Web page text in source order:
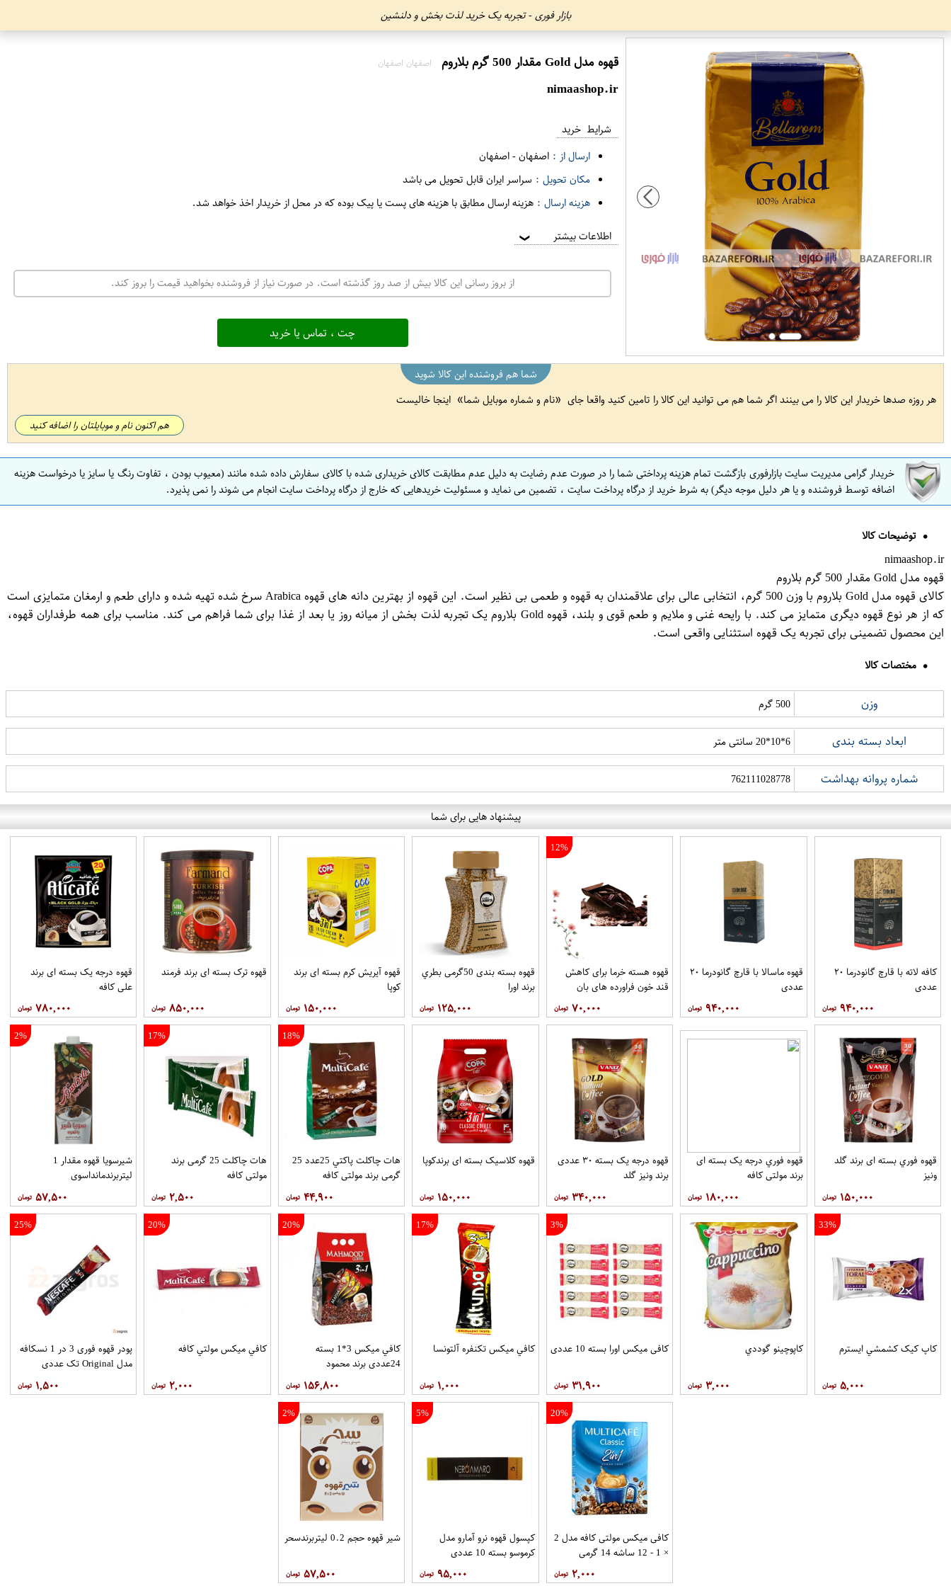
بازار فوری - تجربه یک خرید لذت بخش و دلنشین
قهوه مدل Gold مقدار 500 گرم بلاروم اصفهان اصفهان
nimaashop.ir
شرایط خرید
ارسال از : اصفهان-اصفهان
مکان تحویل : سراسر ایران قابل تحویل می باشد
هزینه ارسال : هزینه ارسال مطابق با هزینه های پست یا پیک بوده که در محل از خریدار اخذ خواهد شد.
اطلاعات بیشتر ❯
از بروز رسانی این کالا بیش از صد روز گذشته است. در صورت نیاز از فروشنده بخواهید قیمت را بروز کند.
چت ، تماس یا خرید
شما هم فروشنده این کالا شوید
هر روزه صدها خریدار این کالا را می بینند اگر شما هم می توانید این کالا را تامین کنید واقعا جای
نام و شماره موبایل شما اینجا خالیست
هم اکنون نام و موبایلتان را اضافه کنید
خریدار گرامی مدیریت سایت بازارفوری بازگشت تمام هزینه پرداختی شما را در صورت عدم رضایت به دلیل عدم مطابقت کالای خریداری شده با کالای سفارش داده شده مانند (معیوب بودن ، تفاوت رنگ یا سایز یا درخواست هزینه
اضافه توسط فروشنده و یا هر دلیل موجه دیگر) به شرط خرید از درگاه پرداخت سایت ، تضمین می نماید و مسئولیت خریدهایی که خارج از درگاه پرداخت سایت انجام می شوند را نمی پذیرد.
توضیحات کالا
nimaashop.ir
قهوه مدل Gold مقدار 500 گرم بلاروم
کالای قهوه مدل Gold بلاروم با وزن 500 گرم، انتخابی عالی برای علاقمندان به قهوه و طعمی بی نظیر است. این قهوه از بهترین دانه های قهوه Arabica سرخ شده تهیه شده و دارای طعم و ارمغان متمایزی است
که از هر نوع قهوه دیگری متمایز می کند. با رایحه غنی و ملایم و طعم قوی و بلند، قهوه Gold بلاروم یک تجربه لذت بخش از میانه روز یا بعد از غذا برای شما فراهم می کند. مناسب برای همه طرفداران قهوه،
این محصول تضمینی برای تجربه یک قهوه استثنایی واقعی است.
مختصات کالا
وزن 500 گرم
ابعاد بسته بندی 6*10*20 سانتی متر
شماره پروانه بهداشت 762111028778
پیشنهاد هایی برای شما
کافه لاته با قارچ گانودرما ۲۰
عددی
۹۴۰,۰۰۰
قهوه ماسالا با قارچ گانودرما ۲۰
عددی
۹۴۰,۰۰۰
12%
قهوه هسته خرما برای کاهش
قند خون فراورده های بان
۷۰,۰۰۰
قهوه بسته بندی 50گرمی بطري
برند اورا
۱۲۵,۰۰۰
قهوه آيريش کرم بسته ای برند
کوپا
۱۵۰,۰۰۰
قهوه ترک بسته ای برند فرمند
۸۵۰,۰۰۰
قهوه درجه یک بسته ای برند
علي کافه
۷۸۰,۰۰۰
قهوه فوري بسته ای برند گلد
ونيز
۱۵۰,۰۰۰
قهوه فوري درجه یک بسته ای
برند مولتي کافه
۱۸۰,۰۰۰
قهوه درجه یک بسته ۳۰ عددی
برند ونيز گلد
۳۴۰,۰۰۰
قهوه کلاسيک بسته ای برندکوپا
۱۵۰,۰۰۰
18%
هات چاکلت پاکتي 25عدد 25
گرمی برند مولتي کافه
۴۴,۹۰۰
17%
هات چاکلت 25 گرمی برند
مولتي کافه
۲,۵۰۰
2%
شیرسویا قهوه مقدار 1
لیتربرندمانداسوی
۵۷,۵۰۰
33%
کاپ کيک کشمشي ايسترم
۵,۰۰۰
کاپوچينو گوددي
۳,۰۰۰
3%
کافی میکس اورا بسته 10 عددی
۳۱,۹۰۰
17%
کافي ميکس تکنفره آلتونسا
۱,۰۰۰
20%
کافي ميکس 3*1 بسته
24عددی برند محمود
۱۵۶,۸۰۰
20%
کافي ميکس مولتي کافه
۲,۰۰۰
25%
پودر قهوه فوری 3 در 1 نسکافه
مدل Original تک عددی
۱,۵۰۰
20%
کافی میکس مولتی کافه مدل 2
× 1 - 12 ساشه 14 گرمی
۲,۰۰۰
5%
کپسول قهوه نرو آمارو مدل
کرموسو بسته 10 عددی
۹۵,۰۰۰
2%
شیر قهوه حجم 0.2 لیتربرندسحر
۵۷,۵۰۰